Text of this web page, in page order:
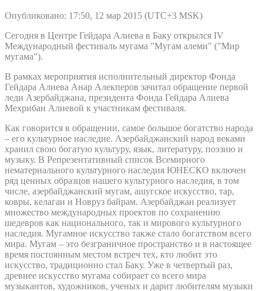
Опубликовано: 17:50, 12 мар 2015 (UTC+3 MSK)
Сегодня в Центре Гейдара Алиева в Баку открылся IV
Международный фестиваль мугама "Мугам алеми" ("Мир
мугама").
В рамках мероприятия исполнительный директор Фонда
Гейдара Алиева Анар Алекперов зачитал обращение первой
леди Азербайджана, президента Фонда Гейдара Алиева
Мехрибан Алиевой к участникам фестиваля.
Как говорится в обращении, самое большое богатство народа
– его культурное наследие. Азербайджанский народ веками
хранил свою богатую культуру, язык, литературу, поэзию и
музыку. В Репрезентативный список Всемирного
нематериального культурного наследия ЮНЕСКО включен
ряд ценных образцов нашего культурного наследия, в том
числе, азербайджанский мугам, ашугское искусство, тар,
ковры, келагаи и Новруз байрам. Азербайджан реализует
множество международных проектов по сохранению
шедевров как национального, так и мирового культурного
наследия. Мугамное искусство также стало богатством всего
мира. Мугам – это безграничное пространство и в настоящее
время постоянным местом встреч тех, кто любит это
искусство, традиционно стал Баку. Уже в четвертый раз,
древнее искусство мугама собирает со всего мира
музыкантов, художников, ученых и дарит любителям музыки